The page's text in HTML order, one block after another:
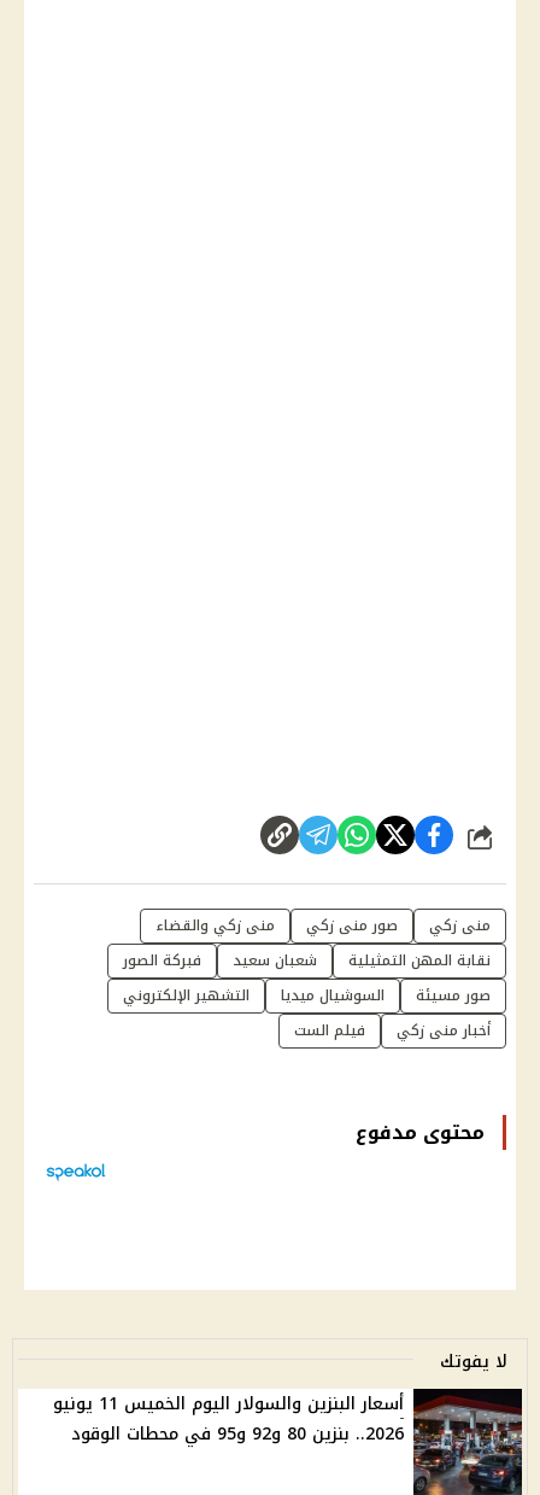
شارك
منى زكي صور منى زكي
منى زكي والقضاء
نقابة المهن التمثيلية
شعبان سعيد
فبركة الصور
صور مسيئة
السوشيال ميديا
التشهير الإلكتروني
أخبار منى زكي
فيلم الست
محتوى مدفوع
لا يفوتك
أسعار البنزين والسولار اليوم الخميس 11 يونيو
2026.. بنزين 80 و92 و95 في محطات الوقود